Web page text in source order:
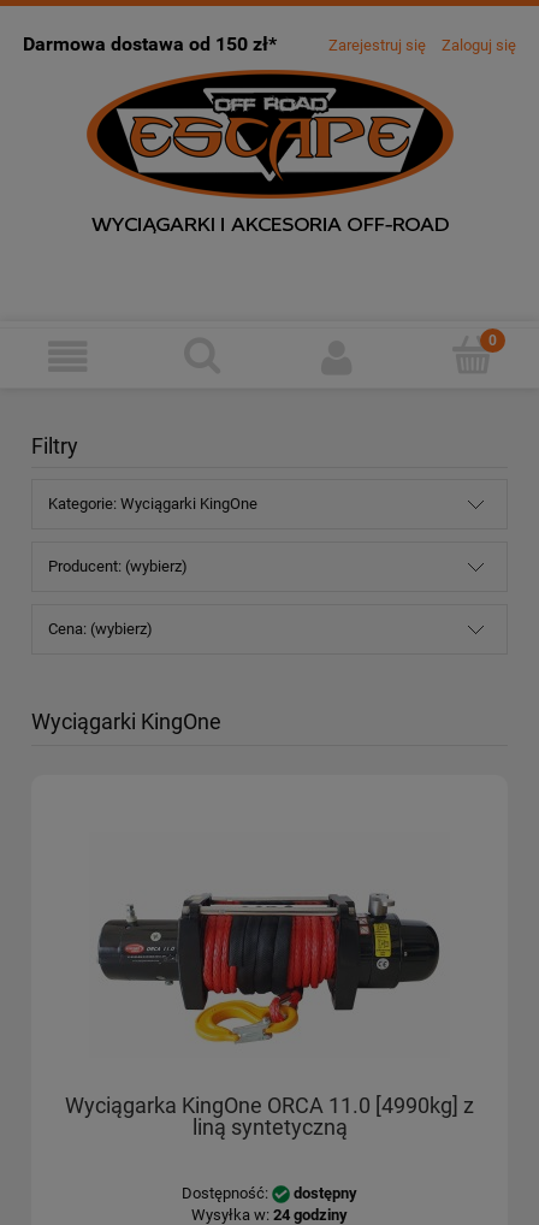
Darmowa dostawa od 150 zł* Zarejestruj się Zaloguj się
Filtry
Kategorie: Wyciągarki KingOne
Producent: (wybierz)
Cena: (wybierz)
Wyciągarki KingOne
Wyciągarka KingOne ORCA 11.0 [4990kg] z
liną syntetyczną
Dostępność:
dostępny
Wysyłka w: 24 godziny